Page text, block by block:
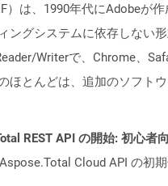
）は、1990年代にAdobeが
ングシステムに依存しない
Writerで、Chrome、
ほとんどは、追加のソフト
REST API の開始: 初心者
Cloud API の初